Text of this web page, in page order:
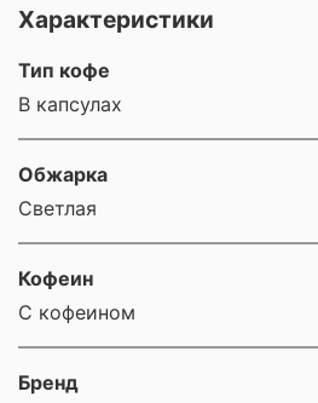
Характеристики
Тип кофе
В капсулах
Обжарка
Светлая
Кофеин
С кофеином
Бренд